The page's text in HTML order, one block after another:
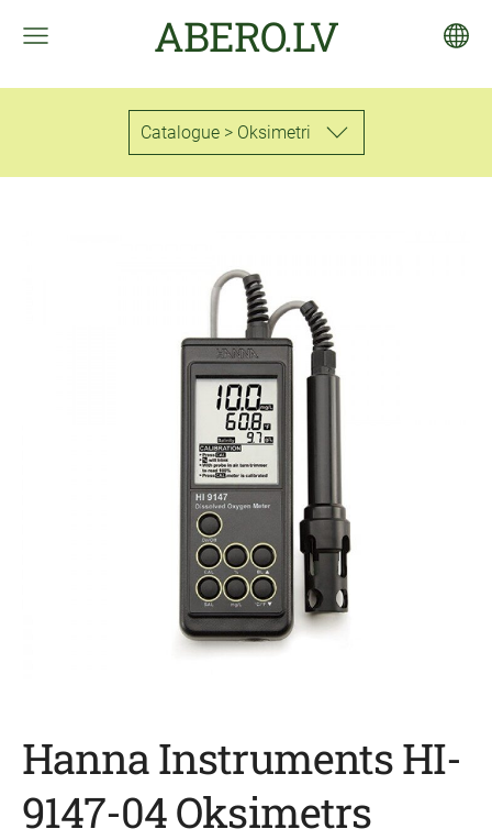
ABERO.LV
Catalogue > Oksimetri
Hanna Instruments HI-
9147-04 Oksimetrs